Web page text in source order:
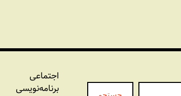
اجتماعی
برنامه‏‌نویسی